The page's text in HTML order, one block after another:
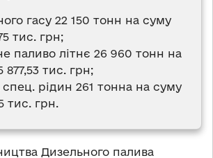
гасу 22 150 тонн на суму
тис. грн;
паливо літнє 26 960 тонн на
877,53 тис. грн;
рідин 261 тонна на суму
тис. грн.
Дизельного палива